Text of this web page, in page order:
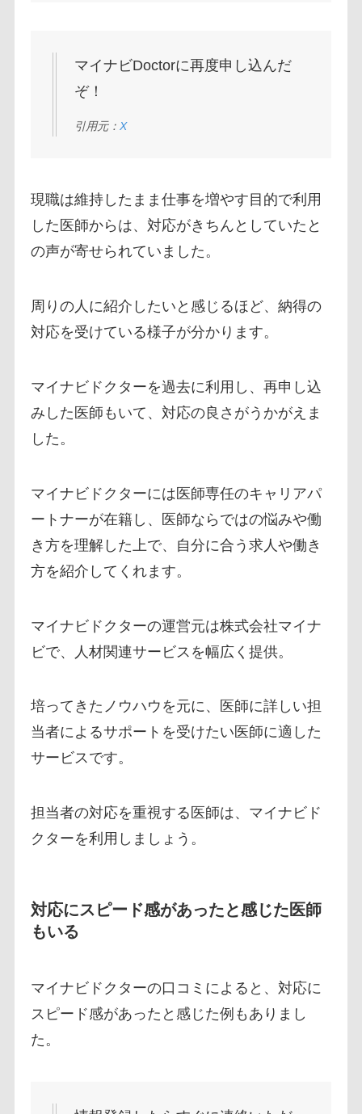
マイナビDoctorに再度申し込んだ
ぞ！
引用元： X
現職は維持したまま仕事を増やす目的で利用
した医師からは、対応がきちんとしていたと
の声が寄せられていました。
周りの人に紹介したいと感じるほど、納得の
対応を受けている様子が分かります。
マイナビドクターを過去に利用し、再申し込
みした医師もいて、対応の良さがうかがえま
した。
マイナビドクターには医師専任のキャリアパ
ートナーが在籍し、医師ならではの悩みや働
き方を理解した上で、自分に合う求人や働き
方を紹介してくれます。
マイナビドクターの運営元は株式会社マイナ
ビで、人材関連サービスを幅広く提供。
培ってきたノウハウを元に、医師に詳しい担
当者によるサポートを受けたい医師に適した
サービスです。
担当者の対応を重視する医師は、マイナビド
クターを利用しましょう。
対応にスピード感があったと感じた医師
もいる
マイナビドクターの口コミによると、対応に
スピード感があったと感じた例もありまし
た。